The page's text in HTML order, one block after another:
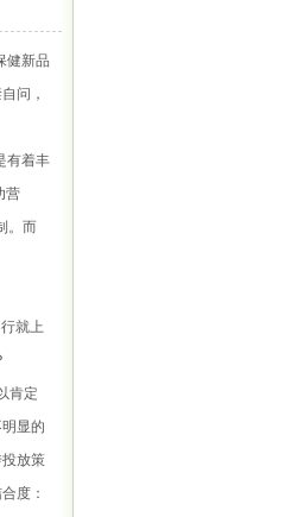
健新品
问，
有着丰
营
。而
就上
肯定
显的
放策
度：